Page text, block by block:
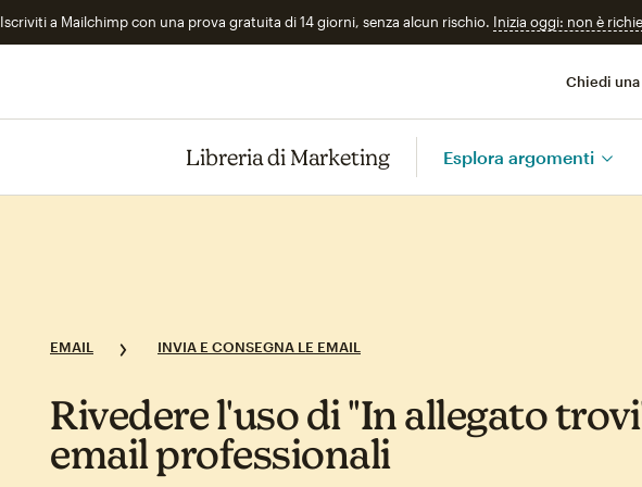
Iscriviti a Mailchimp con una prova gratuita di 14 giorni, senza alcun rischio. Inizia oggi: non è
Chiedi
Libreria di Marketing Esplora argomenti
EMAIL INVIA E CONSEGNA LE EMAIL
Rivedere l'uso di "In allegato
email professionali